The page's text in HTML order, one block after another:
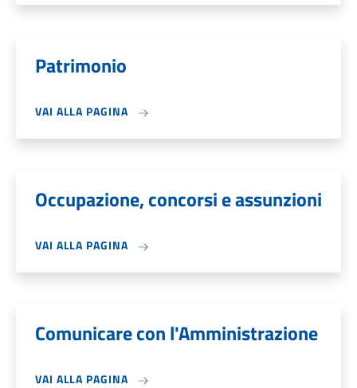
Patrimonio
VAI ALLA PAGINA
Occupazione, concorsi e assunzioni
VAI ALLA PAGINA
Comunicare con l'Amministrazione
VAI ALLA PAGINA